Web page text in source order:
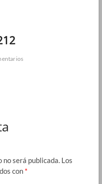
será publicada. Los
con *